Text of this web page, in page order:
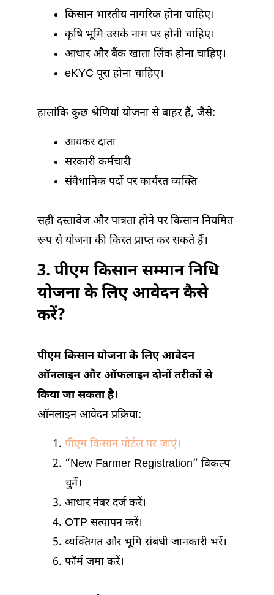
किसान भारतीय नागरिक होना चाहिए।
कृषि भूमि उसके नाम पर होनी चाहिए।
आधार और बैंक खाता लिंक होना चाहिए।
eKYC पूरा होना चाहिए।
हालांकि कुछ श्रेणियां योजना से बाहर हैं, जैसे:
आयकर दाता
सरकारी कर्मचारी
संवैधानिक पदों पर कार्यरत व्यक्ति
सही दस्तावेज और पात्रता होने पर किसान नियमित
रूप से योजना की किस्त प्राप्त कर सकते हैं।
3. पीएम किसान सम्मान निधि
योजना के लिए आवेदन कैसे
करें?
पीएम किसान योजना के लिए आवेदन
ऑनलाइन और ऑफलाइन दोनों तरीकों से
किया जा सकता है।
ऑनलाइन आवेदन प्रक्रिया:
पीएम किसान पोर्टल पर जाएं।
“New Farmer Registration” विकल्प
चुनें।
आधार नंबर दर्ज करें।
OTP सत्यापन करें।
व्यक्तिगत और भूमि संबंधी जानकारी भरें।
फॉर्म जमा करें।